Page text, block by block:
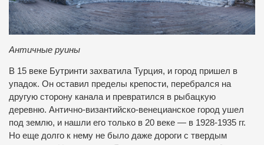
Античные руины
В 15 веке Бутринти захватила Турция, и город пришел в
упадок. Он оставил пределы крепости, перебрался на
другую сторону канала и превратился в рыбацкую
деревню. Антично-византийско-венецианское город ушел
под землю, и нашли его только в 20 веке — в 1928-1935 гг.
Но еще долго к нему не было даже дороги с твердым